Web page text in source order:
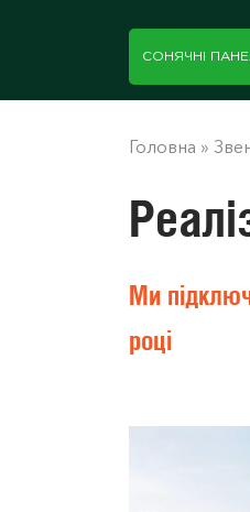
СОНЯЧНІ
Головна »
Ми
році